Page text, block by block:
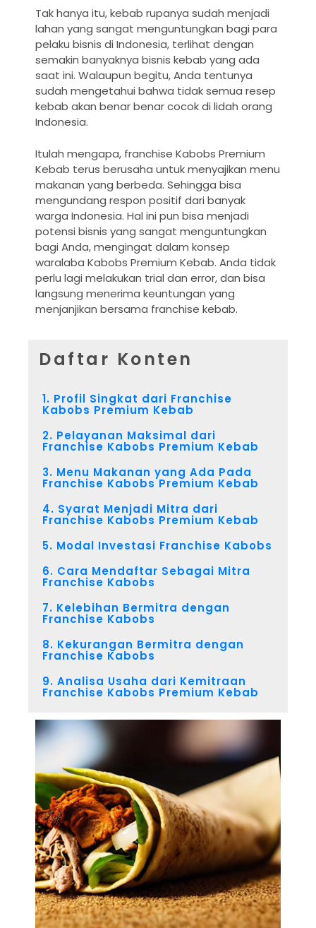
Tak hanya itu, kebab rupanya sudah menjadi
lahan yang sangat menguntungkan bagi para
pelaku bisnis di Indonesia, terlihat dengan
semakin banyaknya bisnis kebab yang ada
saat ini. Walaupun begitu, Anda tentunya
sudah mengetahui bahwa tidak semua resep
kebab akan benar benar cocok di lidah orang
Indonesia.
Itulah mengapa, franchise Kabobs Premium
Kebab terus berusaha untuk menyajikan menu
makanan yang berbeda. Sehingga bisa
mengundang respon positif dari banyak
warga Indonesia. Hal ini pun bisa menjadi
potensi bisnis yang sangat menguntungkan
bagi Anda, mengingat dalam konsep
waralaba Kabobs Premium Kebab. Anda tidak
perlu lagi melakukan trial dan error, dan bisa
langsung menerima keuntungan yang
menjanjikan bersama franchise kebab.
Daftar Konten
1. Profil Singkat dari Franchise
Kabobs Premium Kebab
2. Pelayanan Maksimal dari
Franchise Kabobs Premium Kebab
3. Menu Makanan yang Ada Pada
Franchise Kabobs Premium Kebab
4. Syarat Menjadi Mitra dari
Franchise Kabobs Premium Kebab
5. Modal Investasi Franchise Kabobs
6. Cara Mendaftar Sebagai Mitra
Franchise Kabobs
7. Kelebihan Bermitra dengan
Franchise Kabobs
8. Kekurangan Bermitra dengan
Franchise Kabobs
9. Analisa Usaha dari Kemitraan
Franchise Kabobs Premium Kebab